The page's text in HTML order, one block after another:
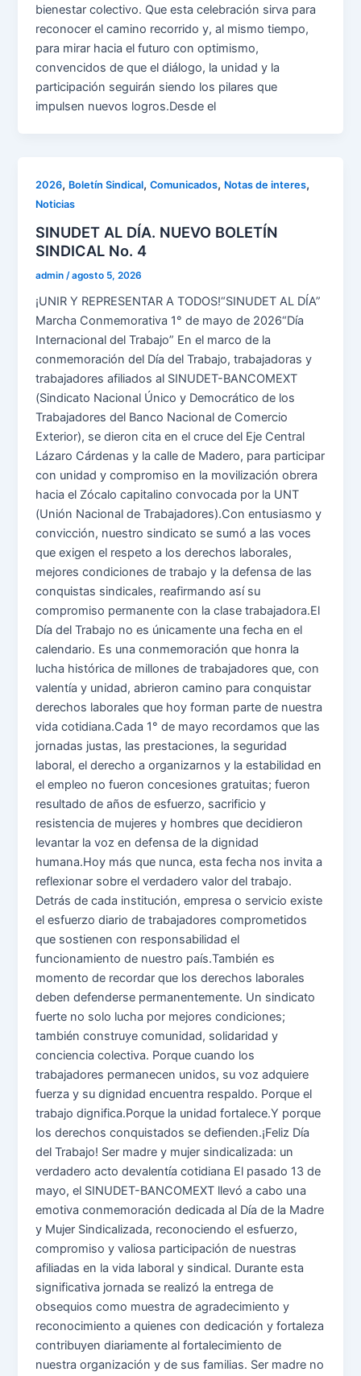
bienestar colectivo. Que esta celebración sirva para
reconocer el camino recorrido y, al mismo tiempo,
para mirar hacia el futuro con optimismo,
convencidos de que el diálogo, la unidad y la
participación seguirán siendo los pilares que
impulsen nuevos logros.Desde el
2026, Boletín Sindical,Comunicados, Notas de interes,
Noticias
SINUDET AL DÍA. NUEVO BOLETÍN
SINDICAL No. 4
admin /agosto 5, 2026
¡UNIR Y REPRESENTAR A TODOS!“SINUDET AL DÍA”
Marcha Conmemorativa 1° de mayo de 2026“Día
Internacional del Trabajo” En el marco de la
conmemoración del Día del Trabajo, trabajadoras y
trabajadores afiliados al SINUDET-BANCOMEXT
(Sindicato Nacional Único y Democrático de los
Trabajadores del Banco Nacional de Comercio
Exterior), se dieron cita en el cruce del Eje Central
Lázaro Cárdenas y la calle de Madero, para participar
con unidad y compromiso en la movilización obrera
hacia el Zócalo capitalino convocada por la UNT
(Unión Nacional de Trabajadores).Con entusiasmo y
convicción, nuestro sindicato se sumó a las voces
que exigen el respeto a los derechos laborales,
mejores condiciones de trabajo y la defensa de las
conquistas sindicales, reafirmando así su
compromiso permanente con la clase trabajadora.El
Día del Trabajo no es únicamente una fecha en el
calendario. Es una conmemoración que honra la
lucha histórica de millones de trabajadores que, con
valentía y unidad, abrieron camino para conquistar
derechos laborales que hoy forman parte de nuestra
vida cotidiana.Cada 1° de mayo recordamos que las
jornadas justas, las prestaciones, la seguridad
laboral, el derecho a organizarnos y la estabilidad en
el empleo no fueron concesiones gratuitas; fueron
resultado de años de esfuerzo, sacrificio y
resistencia de mujeres y hombres que decidieron
levantar la voz en defensa de la dignidad
humana.Hoy más que nunca, esta fecha nos invita a
reflexionar sobre el verdadero valor del trabajo.
Detrás de cada institución, empresa o servicio existe
el esfuerzo diario de trabajadores comprometidos
que sostienen con responsabilidad el
funcionamiento de nuestro país.También es
momento de recordar que los derechos laborales
deben defenderse permanentemente. Un sindicato
fuerte no solo lucha por mejores condiciones;
también construye comunidad, solidaridad y
conciencia colectiva. Porque cuando los
trabajadores permanecen unidos, su voz adquiere
fuerza y su dignidad encuentra respaldo. Porque el
trabajo dignifica.Porque la unidad fortalece.Y porque
los derechos conquistados se defienden.¡Feliz Día
del Trabajo! Ser madre y mujer sindicalizada: un
verdadero acto devalentía cotidiana El pasado 13 de
mayo, el SINUDET-BANCOMEXT llevó a cabo una
emotiva conmemoración dedicada al Día de la Madre
y Mujer Sindicalizada, reconociendo el esfuerzo,
compromiso y valiosa participación de nuestras
afiliadas en la vida laboral y sindical. Durante esta
significativa jornada se realizó la entrega de
obsequios como muestra de agradecimiento y
reconocimiento a quienes con dedicación y fortaleza
contribuyen diariamente al fortalecimiento de
nuestra organización y de sus familias. Ser madre no